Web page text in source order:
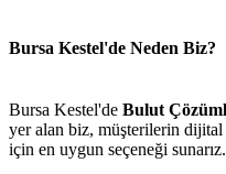
Bursa Kestel'de Neden Biz?
Bursa Kestel'de Bulut
yer alan biz, müşterilerin
için en uygun seçeneği